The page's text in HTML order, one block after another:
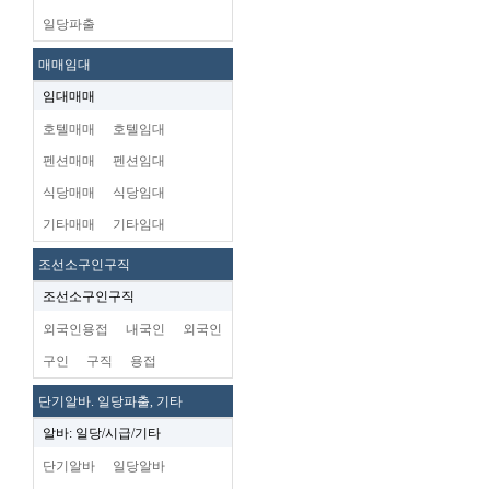
일당파출
매매임대
임대매매
호텔매매 호텔임대
펜션매매 펜션임대
식당매매 식당임대
기타매매 기타임대
조선소구인구직
조선소구인구직
외국인용접 내국인 외국인
구인 구직 용접
단기알바. 일당파출, 기타
알바: 일당/시급/기타
단기알바 일당알바